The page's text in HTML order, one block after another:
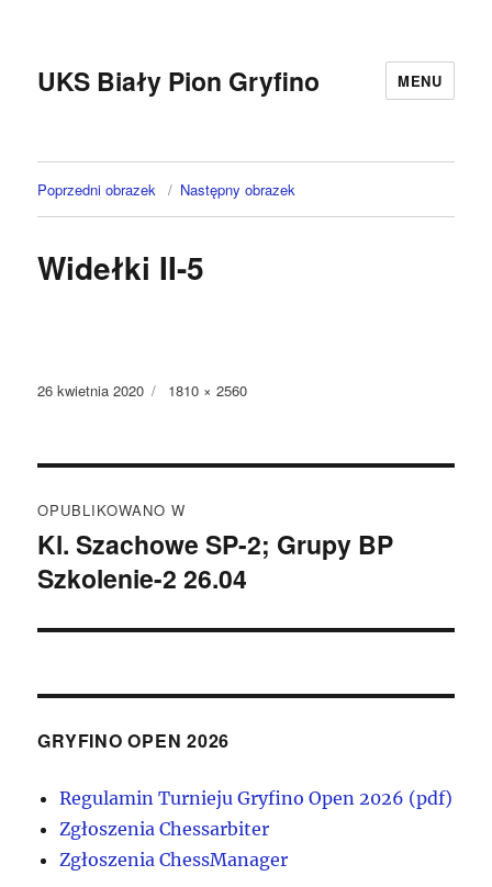
UKS Biały Pion Gryfino MENU
Poprzedni obrazek Następny obrazek
Widełki II-5
Data
26 kwietnia 2020
Pełny
1810 × 2560
wpisu
OPUBLIKOWANO W
Kl. Szachowe SP-2; Grupy BP
Szkolenie-2 26.04
GRYFINO OPEN 2026
Regulamin Turnieju Gryfino Open 2026 (pdf)
Zgłoszenia Chessarbiter
Zgłoszenia ChessManager